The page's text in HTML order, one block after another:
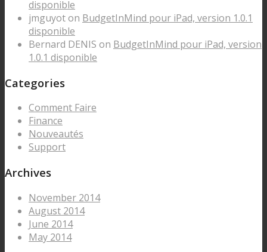
disponible
jmguyot on BudgetInMind pour iPad, version 1.0.1
disponible
Bernard DENIS on BudgetInMind pour iPad, version
1.0.1 disponible
Categories
Comment Faire
Finance
Nouveautés
Support
Archives
November 2014
August 2014
June 2014
May 2014